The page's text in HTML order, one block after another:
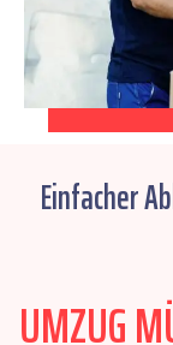
Einfacher
UMZUG